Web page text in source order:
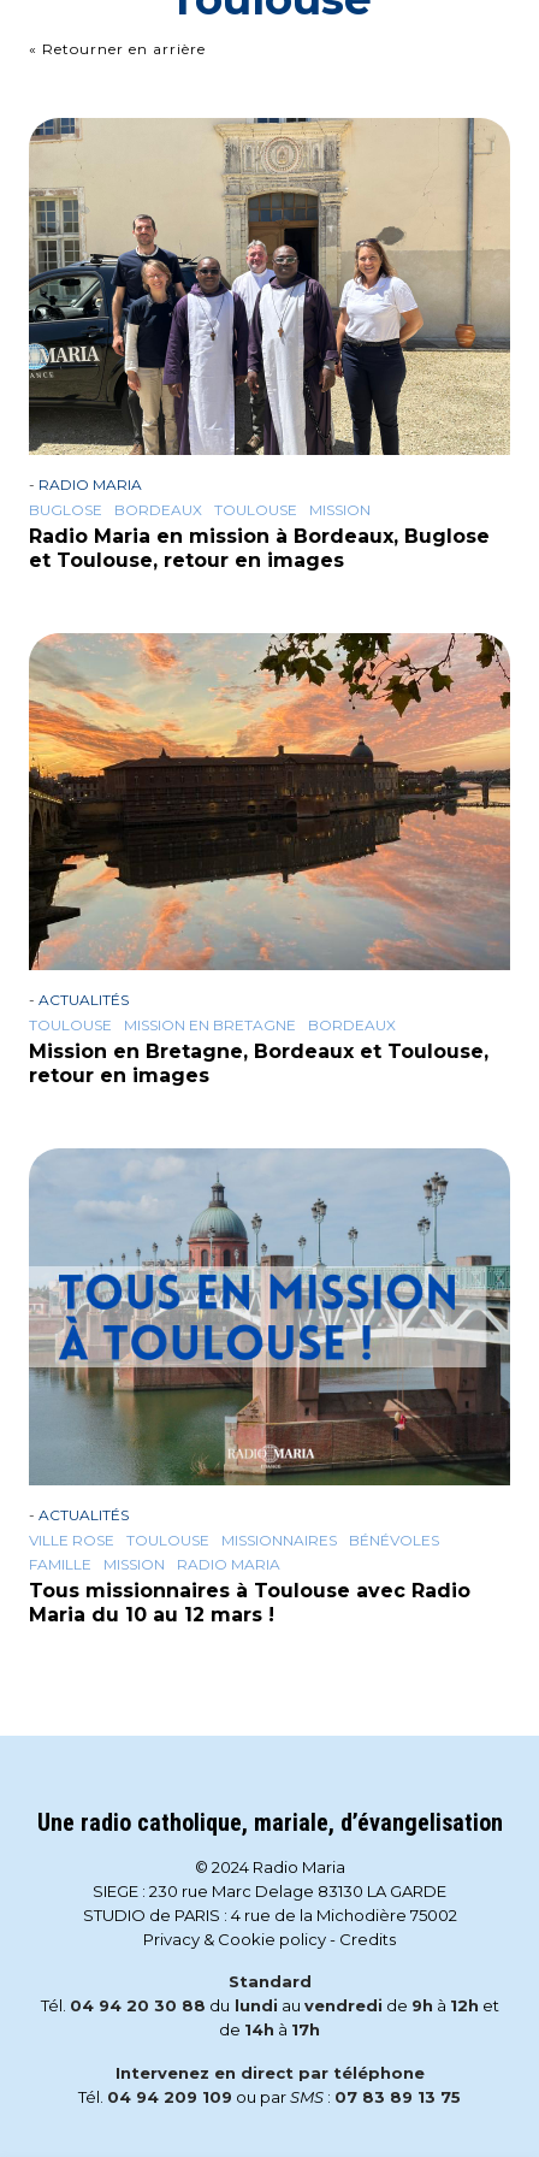
« Retourner en arrière
- RADIO MARIA
BUGLOSE
BORDEAUX TOULOUSE MISSION
Radio Maria en mission à Bordeaux, Buglose
et Toulouse, retour en images
- ACTUALITÉS
TOULOUSE
MISSION EN BRETAGNE BORDEAUX
Mission en Bretagne, Bordeaux et Toulouse,
retour en images
- ACTUALITÉS
VILLE ROSE
TOULOUSE MISSIONNAIRES
BÉNÉVOLES
FAMILLE
MISSION RADIO MARIA
Tous missionnaires à Toulouse avec Radio
Maria du 10 au 12 mars !
Une radio catholique, mariale, d’évangelisation
© 2024 Radio Maria
SIEGE : 230 rue Marc Delage 83130 LA GARDE
STUDIO de PARIS : 4 rue de la Michodière 75002
Privacy & Cookie policy- Credits
Standard
Tél. 04 94 20 30 88 du lundi au vendredi de 9h à 12h et
de 14h à 17h
Intervenez en direct par téléphone
Tél. 04 94 209 109 ou parSMS : 07 83 89 13 75